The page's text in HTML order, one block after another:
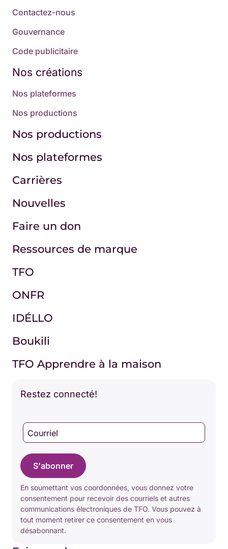
Contactez-nous
Gouvernance
Code publicitaire
Nos créations
Nos plateformes
Nos productions
Nos productions
Nos plateformes
Carrières
Nouvelles
Faire un don
Ressources de marque
TFO
ONFR
IDÉLLO
Boukili
TFO Apprendre à la maison
Restez connecté!
Courriel
S'abonner
En soumettant vos coordonnées, vous donnez votre
consentement pour recevoir des courriels et autres
communications électroniques de TFO. Vous pouvez à
tout moment retirer ce consentement en vous
désabonnant.